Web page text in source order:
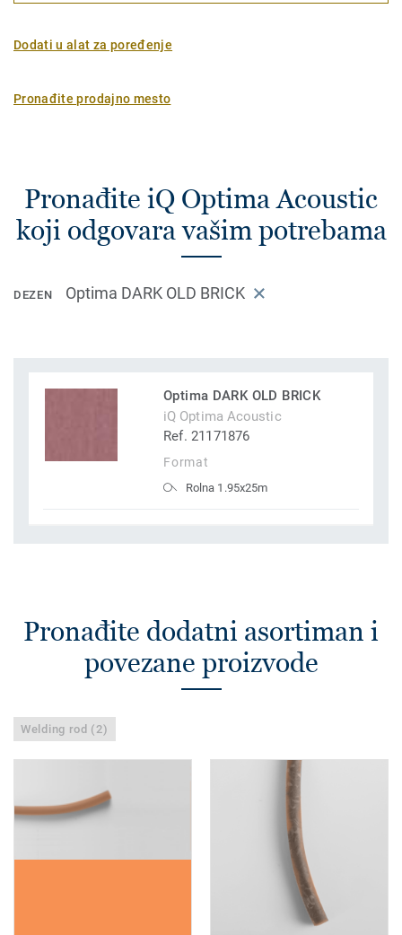
Dodati u alat za poređenje
Pronađite prodajno mesto
Pronađite iQ Optima Acoustic
koji odgovara vašim potrebama
DEZEN Optima DARK OLD BRICK
Optima DARK OLD BRICK
iQ Optima Acoustic
Ref. 21171876
Format
Rolna 1.95x25m
Pronađite dodatni asortiman i
povezane proizvode
Welding rod (2)